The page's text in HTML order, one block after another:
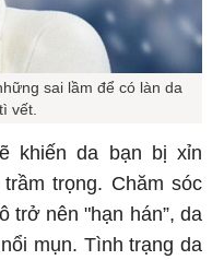
sai lầm để có làn da
vết.
khiến da bạn bị xỉn
trọng. Chăm sóc
trở nên "hạn hán”, da
mụn. Tình trạng da